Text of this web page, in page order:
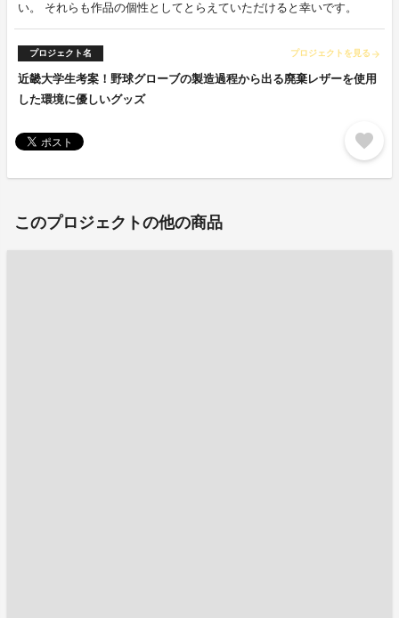
い。 それらも作品の個性としてとらえていただけると幸いです。
プロジェクト名 プロジェクトを見る arrow_forward
近畿大学生考案！野球グローブの製造過程から出る廃棄レザーを使用
した環境に優しいグッズ
favorite
このプロジェクトの他の商品